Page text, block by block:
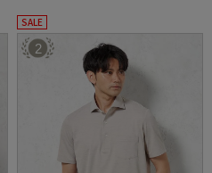
SALE
2